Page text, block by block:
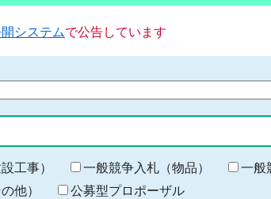
システムで公告しています
工事） 一般競争入札（物品）
一般
他）
公募型プロポーザル